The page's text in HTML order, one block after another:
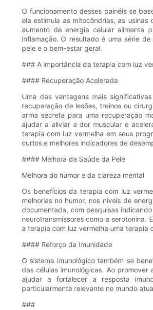
O funcionamento desses painéis se
ela estimula as mitocôndrias, as usinas
aumento de energia celular alimenta
inflamação. O resultado é uma série
pele e o bem-estar geral.
### A importância da terapia com luz
#### Recuperação Acelerada
Uma das vantagens mais
recuperação de lesões, treinos ou
arma secreta para uma recuperação
ajudar a aliviar a dor muscular e
terapia com luz vermelha em seus
curtos e melhores indicadores de
#### Melhora da Saúde da Pele
Melhora do humor e da clareza mental
Os benefícios da terapia com luz
melhorias no humor, nos níveis de
documentada, com pesquisas
neurotransmissores como a
a terapia com luz vermelha uma terapia
#### Reforço da Imunidade
O sistema imunológico também se
das células imunológicas. Ao
ajudar a fortalecer a resposta
particularmente relevante no mundo
###